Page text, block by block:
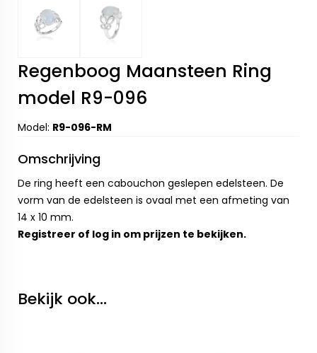
Regenboog Maansteen Ring
model R9-096
Model: R9-096-RM
Omschrijving
De ring heeft een cabouchon geslepen edelsteen. De
vorm van de edelsteen is ovaal met een afmeting van
14 x 10 mm.
Registreer of log in om prijzen te bekijken.
Bekijk ook...